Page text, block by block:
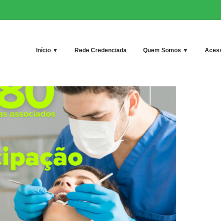
Início ▼ Rede Credenciada Quem Somos ▼